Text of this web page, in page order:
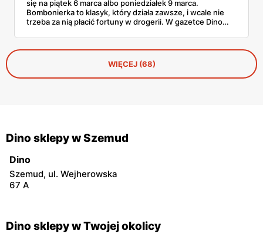
się na piątek 6 marca albo poniedziałek 9 marca.
Bombonierka to klasyk, który działa zawsze, i wcale nie
trzeba za nią płacić fortuny w drogerii. W gazetce Dino
Rocher, Lindora i kilka innych markowych propozycji w
cenach, które robią różnicę. Zdążysz spokojnie — masz
WIĘCEJ (68)
Dino sklepy w Szemud
Dino
Szemud, ul. Wejherowska
67 A
Dino sklepy w Twojej okolicy